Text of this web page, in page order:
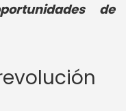
de